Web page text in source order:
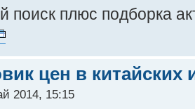
поиск плюс подборка
цен в китайских
2014, 15:15